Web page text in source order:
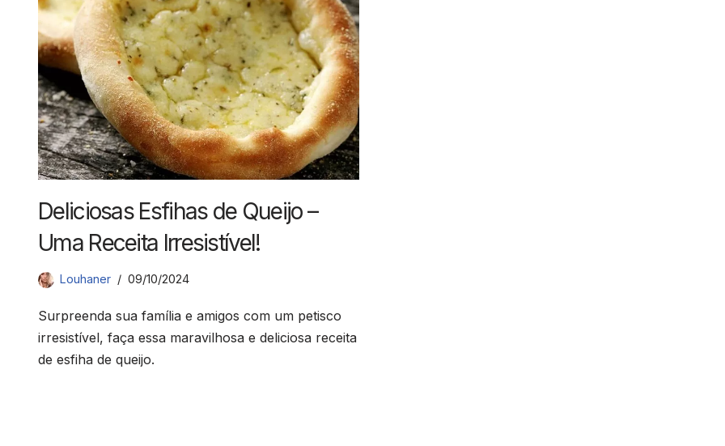
Deliciosas Esfihas de Queijo –
Uma Receita Irresistível!
Louhaner 09/10/2024
Surpreenda sua família e amigos com um petisco
irresistível, faça essa maravilhosa e deliciosa receita
de esfiha de queijo.